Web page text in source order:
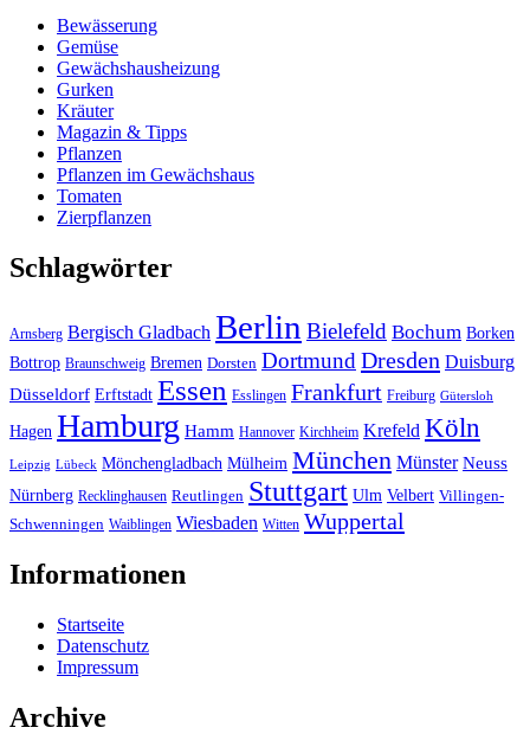
Bewässerung
Gemüse
Gewächshausheizung
Gurken
Kräuter
Magazin & Tipps
Pflanzen
Pflanzen im Gewächshaus
Tomaten
Zierpflanzen
Schlagwörter
Arnsberg Bergisch Gladbach Berlin Bielefeld Bochum Borken
Bottrop Braunschweig Bremen Dorsten Dortmund Dresden Duisburg
Düsseldorf Erftstadt Essen Esslingen Frankfurt Freiburg Gütersloh
Hagen Hamburg Hamm Hannover Kirchheim Krefeld Köln
Leipzig Lübeck Mönchengladbach Mülheim München Münster Neuss
Nürnberg Recklinghausen Reutlingen Stuttgart Ulm Velbert Villingen-
Schwenningen Waiblingen Wiesbaden Witten Wuppertal
Informationen
Startseite
Datenschutz
Impressum
Archive